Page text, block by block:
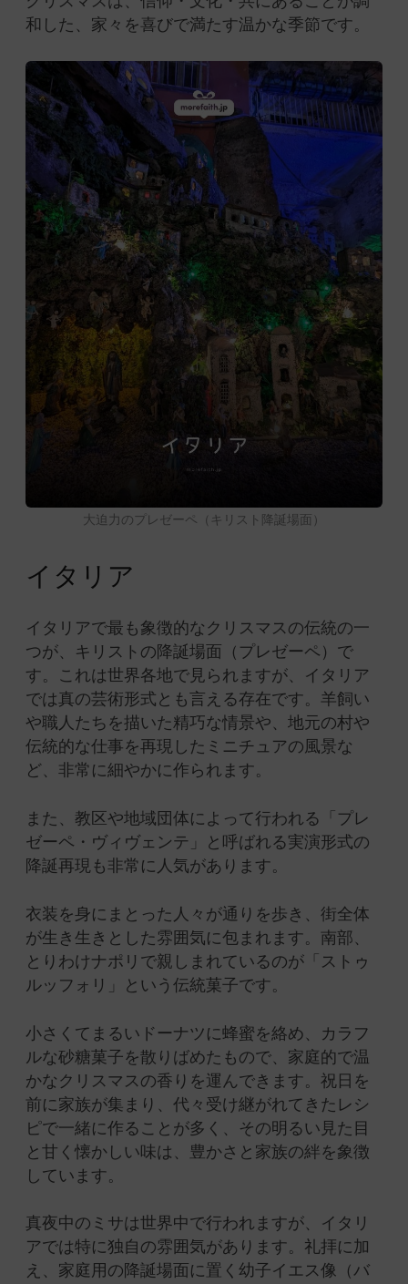
和した、家々を喜びで満たす温かな季節です。
大迫力のプレゼーペ（キリスト降誕場面）
イタリア
イタリアで最も象徴的なクリスマスの伝統の一
つが、キリストの降誕場面（プレゼーペ）で
す。これは世界各地で見られますが、イタリア
では真の芸術形式とも言える存在です。羊飼い
や職人たちを描いた精巧な情景や、地元の村や
伝統的な仕事を再現したミニチュアの風景な
ど、非常に細やかに作られます。
また、教区や地域団体によって行われる「プレ
ゼーペ・ヴィヴェンテ」と呼ばれる実演形式の
降誕再現も非常に人気があります。
衣装を身にまとった人々が通りを歩き、街全体
が生き生きとした雰囲気に包まれます。南部、
とりわけナポリで親しまれているのが「ストゥ
ルッフォリ」という伝統菓子です。
小さくてまるいドーナツに蜂蜜を絡め、カラフ
ルな砂糖菓子を散りばめたもので、家庭的で温
かなクリスマスの香りを運んできます。祝日を
前に家族が集まり、代々受け継がれてきたレシ
ピで一緒に作ることが多く、その明るい見た目
と甘く懐かしい味は、豊かさと家族の絆を象徴
しています。
真夜中のミサは世界中で行われますが、イタリ
アでは特に独自の雰囲気があります。礼拝に加
え、家庭用の降誕場面に置く幼子イエス像（バ